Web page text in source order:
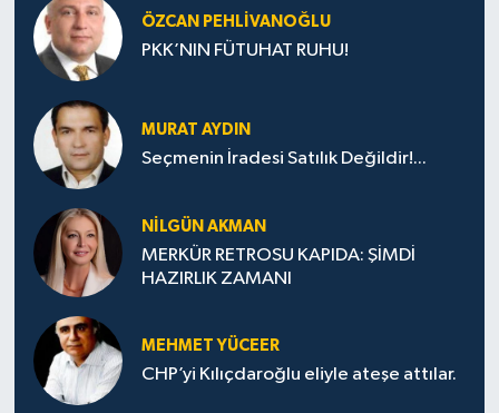
ÖZCAN PEHLIVANOĞLU
PKK’NIN FÜTUHAT RUHU!
MURAT AYDIN
Seçmenin İradesi Satılık Değildir!...
NILGÜN AKMAN
MERKÜR RETROSU KAPIDA: ŞİMDİ
HAZIRLIK ZAMANI
MEHMET YÜCEER
CHP’yi Kılıçdaroğlu eliyle ateşe attılar.